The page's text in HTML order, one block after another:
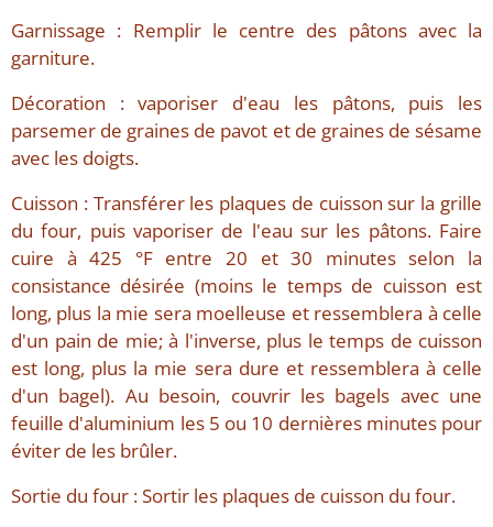
Garnissage : Remplir le centre des pâtons avec la
garniture.
Décoration : vaporiser d'eau les pâtons, puis les
parsemer de graines de pavot et de graines de sésame
avec les doigts.
Cuisson : Transférer les plaques de cuisson sur la grille
du four, puis vaporiser de l'eau sur les pâtons. Faire
cuire à 425 °F entre 20 et 30 minutes selon la
consistance désirée (moins le temps de cuisson est
long, plus la mie sera moelleuse et ressemblera à celle
d'un pain de mie; à l'inverse, plus le temps de cuisson
est long, plus la mie sera dure et ressemblera à celle
d'un bagel). Au besoin, couvrir les bagels avec une
feuille d'aluminium les 5 ou 10 dernières minutes pour
éviter de les brûler.
Sortie du four : Sortir les plaques de cuisson du four.